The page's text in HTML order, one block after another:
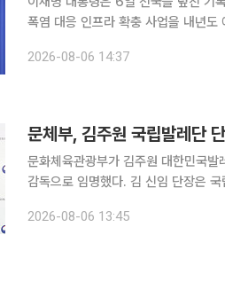
폭염 대응 인프라 확충 사업을 내년도 예
부 지역에 이어 수도권에도 처음으로
2026-08-06 14:37
문체부, 김주원 국립발레단
문화체육관광부가 김주원 대한민국
감독으로 임명했다. 김 신임 단장은
임명장을 수여했다. 김주원 신임 단
2026-08-06 13:45